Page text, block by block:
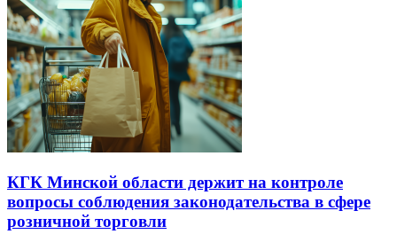
КГК Минской области держит на контроле
вопросы соблюдения законодательства в сфере
розничной торговли